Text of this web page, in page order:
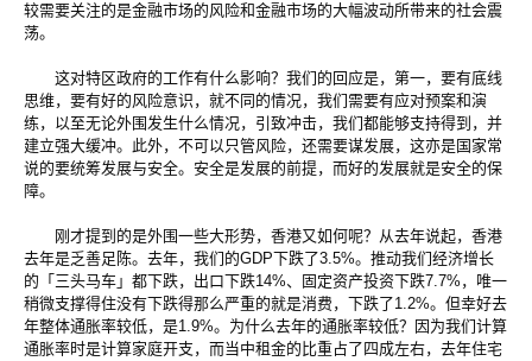
较需要关注的是金融市场的风险和金融市场的大幅波动所带来的社会震
荡。
这对特区政府的工作有什么影响？我们的回应是，第一，要有底线
思维，要有好的风险意识，就不同的情况，我们需要有应对预案和演
练，以至无论外围发生什么情况，引致冲击，我们都能够支持得到，并
建立强大缓冲。此外，不可以只管风险，还需要谋发展，这亦是国家常
说的要统筹发展与安全。安全是发展的前提，而好的发展就是安全的保
障。
刚才提到的是外围一些大形势，香港又如何呢？从去年说起，香港
去年是乏善足陈。去年，我们的GDP下跌了3.5%。推动我们经济增长
的「三头马车」都下跌，出口下跌14%、固定资产投资下跌7.7%，唯一
稍微支撑得住没有下跌得那么严重的就是消费，下跌了1.2%。但幸好去
年整体通胀率较低，是1.9%。为什么去年的通胀率较低？因为我们计算
通胀率时是计算家庭开支，而当中租金的比重占了四成左右，去年住宅